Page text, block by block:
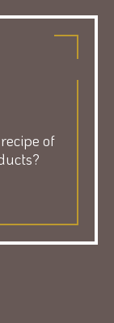
of